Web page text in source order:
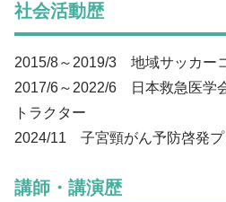
社会活動歴
2015/8～2019/3 地域サッカー
2017/6～2022/6 日本救急医
トラクター
2024/11 子宮頸がん予防啓発プ
講師・講演歴